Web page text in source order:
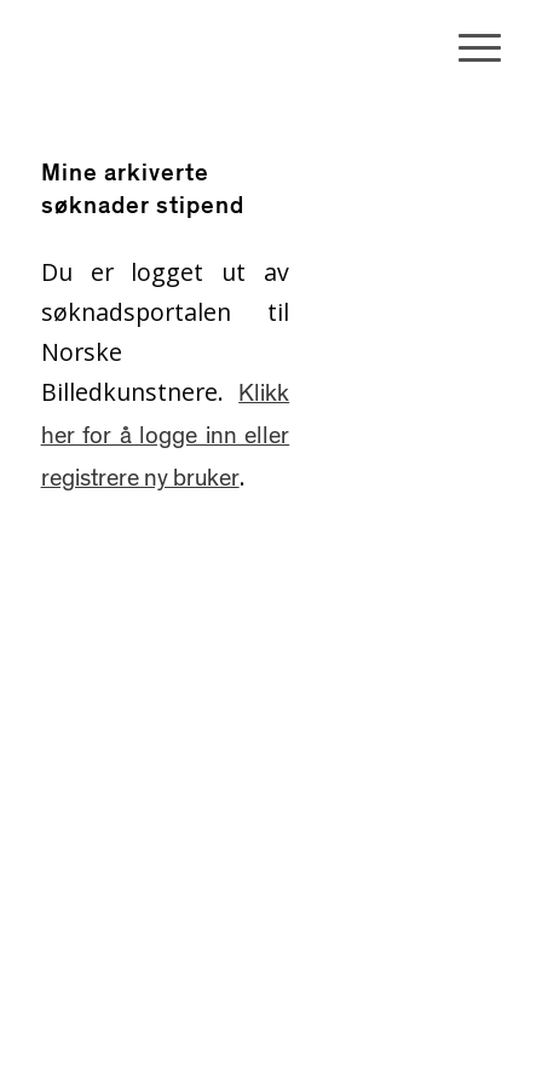
Mine arkiverte
søknader stipend
Du er logget ut av
søknadsportalen til
Norske
Billedkunstnere. Klikk
her for å logge inn eller
registrere ny bruker.